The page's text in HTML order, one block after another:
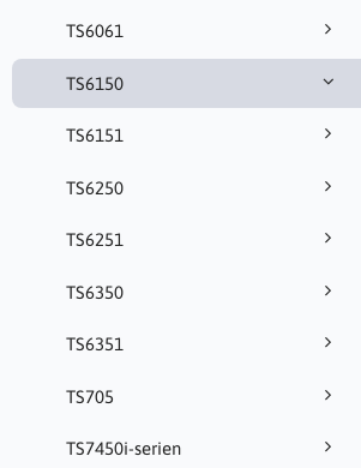
TS6061
TS6150
TS6151
TS6250
TS6251
TS6350
TS6351
TS705
TS7450i-serien